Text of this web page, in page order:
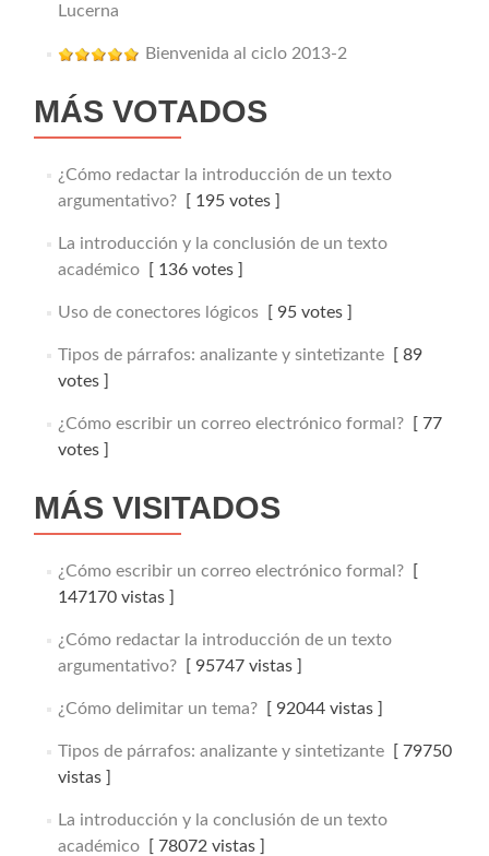
Lucerna
Bienvenida al ciclo 2013-2
MÁS VOTADOS
¿Cómo redactar la introducción de un texto
argumentativo?[ 195 votes ]
La introducción y la conclusión de un texto
académico[ 136 votes ]
Uso de conectores lógicos[ 95 votes ]
Tipos de párrafos: analizante y sintetizante[ 89
votes ]
¿Cómo escribir un correo electrónico formal?[ 77
votes ]
MÁS VISITADOS
¿Cómo escribir un correo electrónico formal?[
147170 vistas ]
¿Cómo redactar la introducción de un texto
argumentativo?[ 95747 vistas ]
¿Cómo delimitar un tema?[ 92044 vistas ]
Tipos de párrafos: analizante y sintetizante[ 79750
vistas ]
La introducción y la conclusión de un texto
académico[ 78072 vistas ]